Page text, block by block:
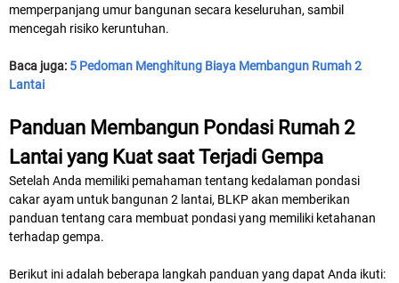
memperpanjang umur bangunan secara keseluruhan, sambil
mencegah risiko keruntuhan.
Baca juga: 5 Pedoman Menghitung Biaya Membangun Rumah 2
Lantai
Panduan Membangun Pondasi Rumah 2
Lantai yang Kuat saat Terjadi Gempa
Setelah Anda memiliki pemahaman tentang kedalaman pondasi
cakar ayam untuk bangunan 2 lantai, BLKP akan memberikan
panduan tentang cara membuat pondasi yang memiliki ketahanan
terhadap gempa.
Berikut ini adalah beberapa langkah panduan yang dapat Anda ikuti: